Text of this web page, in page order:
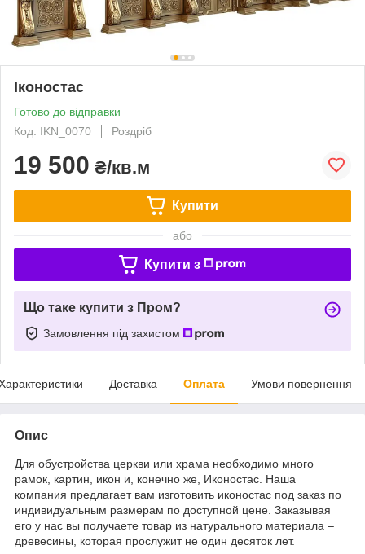
Іконостас
Готово до відправки
Код: IKN_0070
Роздріб
19 500 ₴/кв.м
Купити
або
Купити з
Що таке купити з Пром?
Замовлення під захистом
Доставка Оплата Умови повернення
Опис
Для обустройства церкви или храма необходимо много
рамок, картин, икон и, конечно же, Иконостас. Наша
компания предлагает вам изготовить иконостас под заказ по
индивидуальным размерам по доступной цене. Заказывая
его у нас вы получаете товар из натурального материала –
древесины, которая прослужит не один десяток лет.